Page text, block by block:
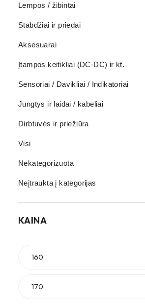
Lempos / žibintai
Stabdžiai ir priedai
Aksesuarai
Įtampos keitikliai (DC-DC) ir kt.
Sensoriai / Davikliai / Indikatoriai
Jungtys ir laidai / kabeliai
Dirbtuvės ir priežiūra
Visi
Nekategorizuota
Neįtraukta į kategorijas
KAINA